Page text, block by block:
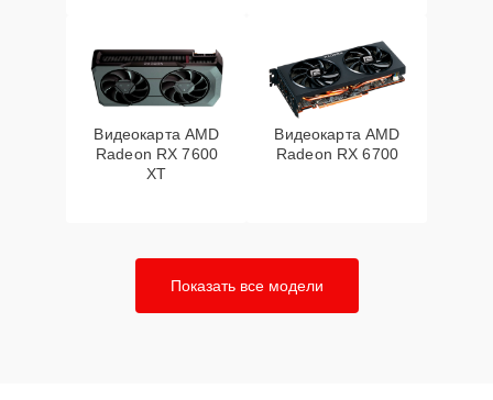
Видеокарта AMD
Radeon RX 7600
XT
Видеокарта AMD
Radeon RX 6700
Показать все модели